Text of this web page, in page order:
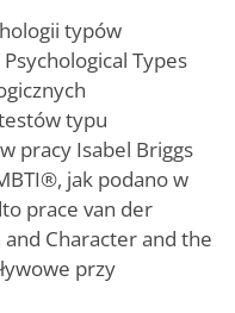
typów
Types
typu
pracy Isabel Briggs
jak podano w
prace van der
Character and the
przy